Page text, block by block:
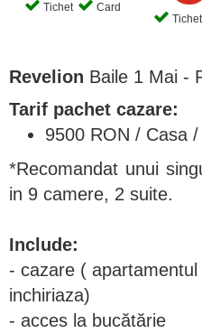
Tichet
Card
Tichet
Revelion Baile 1 Mai -
Tarif pachet cazare:
9500 RON / Casa
*Recomandat unui
in 9 camere, 2 suite.
Include:
- cazare (
inchiriaza)
- acces la bucătărie